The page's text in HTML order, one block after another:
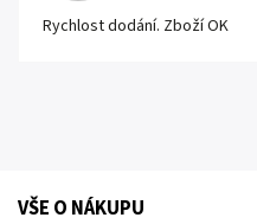
Rychlost dodání. Zboží OK
VŠE O NÁKUPU